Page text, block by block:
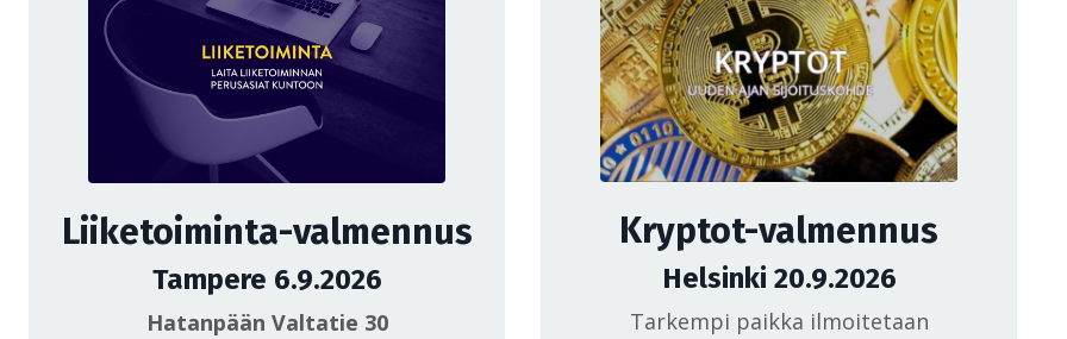
Liiketoiminta-valmennus
Tampere 6.9.2026
Hatanpään Valtatie 30
Kryptot-valmennus
Helsinki 20.9.2026
Tarkempi paikka ilmoitetaan